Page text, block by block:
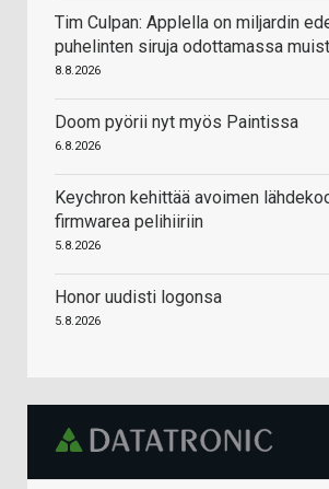
Tim Culpan: Applella on miljardin
puhelinten siruja odottamassa
8.8.2026
Doom pyörii nyt myös Paintissa
6.8.2026
Keychron kehittää avoimen
firmwarea pelihiiriin
5.8.2026
Honor uudisti logonsa
5.8.2026